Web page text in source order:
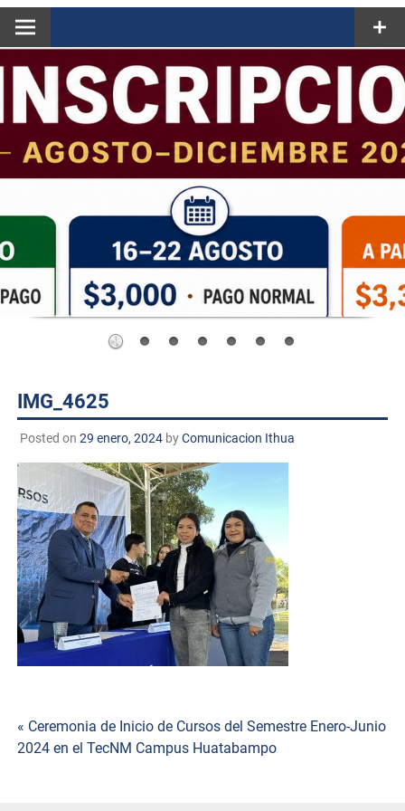
IMG_4625
Posted on 29 enero, 2024byComunicacion Ithua
Navegación
« Ceremonia de Inicio de Cursos del Semestre Enero-Junio
2024 en el TecNM Campus Huatabampo